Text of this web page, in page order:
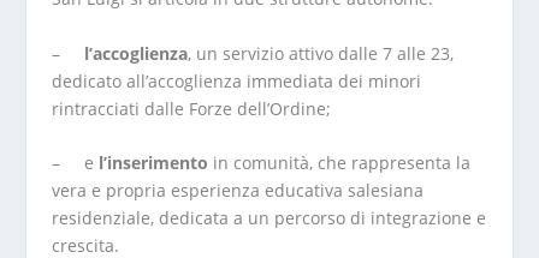
– l’accoglienza, un servizio attivo dalle 7 alle 23,
dedicato all’accoglienza immediata dei minori
rintracciati dalle Forze dell’Ordine;
– e l’inserimento in comunità, che rappresenta la
vera e propria esperienza educativa salesiana
residenziale, dedicata a un percorso di integrazione e
crescita.